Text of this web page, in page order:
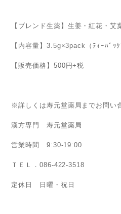
【ブレンド生薬】生姜・紅花・
【内容量】3.5g×3pack（ﾃｨｰﾊﾞ
【販売価格】500円+税
※詳しくは寿元堂薬局までお問い
漢方専門 寿元堂薬局
営業時間 9:30-19:00
ＴＥＬ．086-422-3518
定休日 日曜・祝日